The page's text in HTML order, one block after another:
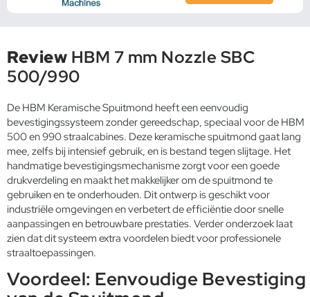
Review HBM 7 mm Nozzle SBC
500/990
De HBM Keramische Spuitmond heeft een eenvoudig
bevestigingssysteem zonder gereedschap, speciaal voor de HBM
500 en 990 straalcabines. Deze keramische spuitmond gaat lang
mee, zelfs bij intensief gebruik, en is bestand tegen slijtage. Het
handmatige bevestigingsmechanisme zorgt voor een goede
drukverdeling en maakt het makkelijker om de spuitmond te
gebruiken en te onderhouden. Dit ontwerp is geschikt voor
industriële omgevingen en verbetert de efficiëntie door snelle
aanpassingen en betrouwbare prestaties. Verder onderzoek laat
zien dat dit systeem extra voordelen biedt voor professionele
straaltoepassingen.
Voordeel: Eenvoudige Bevestiging